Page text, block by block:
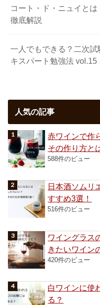
コート・ド・ニュイと
徹底解説
一人でもできる？二次
キスパート勉強法 vol.15
人気の記事
赤ワインで作
その作り方と
588件のビュー
日本酒ソムリ
すすめ3選！
516件のビュー
ワイングラス
きたいワイン
420件のビュー
白ワインに使
る？